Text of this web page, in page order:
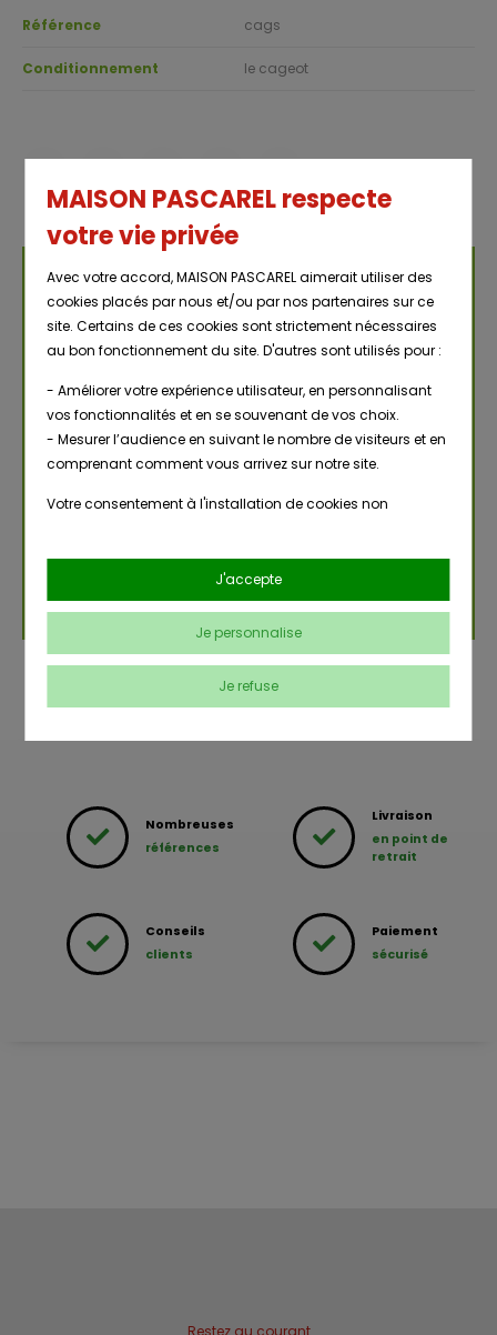
Référence cags
Conditionnement le cageot
NOUS CONTACTER
Renseignements, demandes diverses
Nombreuses
références
Livraison
en point de
retrait
Conseils
clients
Paiement
sécurisé
Restez au courant
MAISON PASCAREL respecte
votre vie privée
Avec votre accord, MAISON PASCAREL aimerait utiliser des
cookies placés par nous et/ou par nos partenaires sur ce
site. Certains de ces cookies sont strictement nécessaires
au bon fonctionnement du site. D'autres sont utilisés pour :
- Améliorer votre expérience utilisateur, en personnalisant
vos fonctionnalités et en se souvenant de vos choix.
- Mesurer l’audience en suivant le nombre de visiteurs et en
comprenant comment vous arrivez sur notre site.
Votre consentement à l'installation de cookies non
J'accepte
Je personnalise
Je refuse